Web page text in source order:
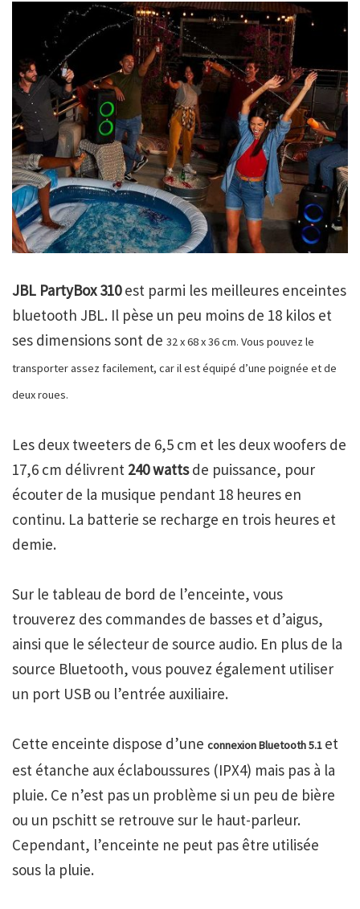
JBL PartyBox 310est parmi les meilleures enceintes
bluetooth JBL. Il pèse un peu moins de 18 kilos et
ses dimensions sont de 32 x 68 x 36 cm. Vous pouvez le
transporter assez facilement, car il est équipé d’une poignée et de
deux roues.
Les deux tweeters de 6,5 cm et les deux woofers de
17,6 cm délivrent 240 wattsde puissance, pour
écouter de la musique pendant 18 heures en
continu. La batterie se recharge en trois heures et
demie.
Sur le tableau de bord de l’enceinte, vous
trouverez des commandes de basses et d’aigus,
ainsi que le sélecteur de source audio. En plus de la
source Bluetooth, vous pouvez également utiliser
un port USB ou l’entrée auxiliaire.
Cette enceinte dispose d’une connexion Bluetooth 5.1 et
est étanche aux éclaboussures (IPX4) mais pas à la
pluie. Ce n’est pas un problème si un peu de bière
ou un pschitt se retrouve sur le haut-parleur.
Cependant, l’enceinte ne peut pas être utilisée
sous la pluie.